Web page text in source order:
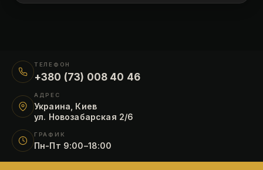
ТЕЛЕФОН
+380 (73) 008 40 46
АДРЕС
Украина, Киев
ул. Новозабарская 2/6
ГРАФИК
Пн-Пт 9:00–18:00